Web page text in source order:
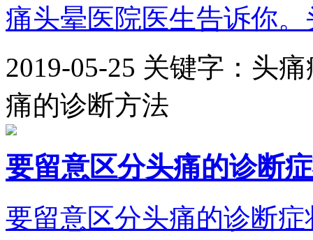
痛头晕医院医生告诉你
2019-05-25 关键字：头
痛的诊断方法
要留意区分头痛的诊断
要留意区分头痛的诊断